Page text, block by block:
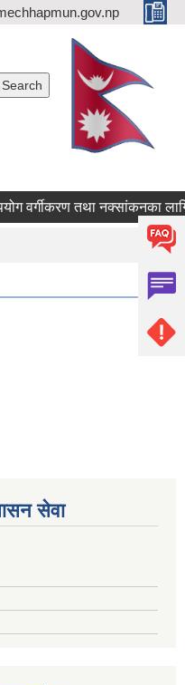
तथा नक्सांकनका लागि
सेवा